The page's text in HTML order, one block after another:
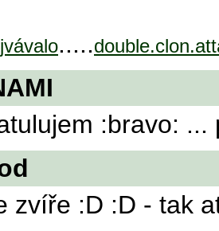
.....
:bravo: ...
zvíře :D :D - tak